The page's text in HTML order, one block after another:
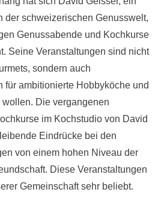
der schweizerischen Genusswelt,
Genussabende und Kochkurse
Seine Veranstaltungen sind nicht
sondern auch
für ambitionierte Hobbyköche und
Die vergangenen
im Kochstudio von David
Eindrücke bei den
von einem hohen Niveau der
Diese Veranstaltungen
Gemeinschaft sehr beliebt.